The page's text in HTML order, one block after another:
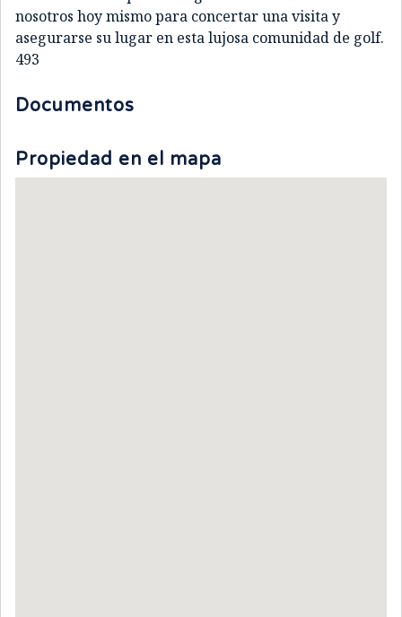
nosotros hoy mismo para concertar una visita y
asegurarse su lugar en esta lujosa comunidad de golf.
493
Documentos
Propiedad en el mapa